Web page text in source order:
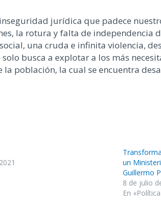
jurídica que padece
la rotura y falta de independencia
una cruda e infinita violencia,
busca a explotar a los más
la población, la cual se encuentra
un
Guillermo
8 de julio
En